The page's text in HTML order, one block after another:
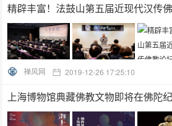
精辟丰富！法鼓山第五届近现代汉传
禅风网 2019-12-26 17:25:10
上海博物馆典藏佛教文物即将在佛陀